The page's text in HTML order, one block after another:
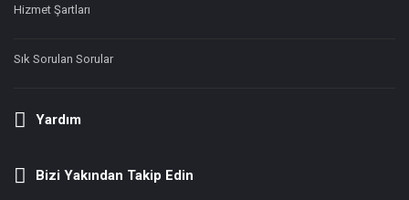
Hizmet Şartları
Sık Sorulan Sorular
Yardım
Bizi Yakından Takip Edin